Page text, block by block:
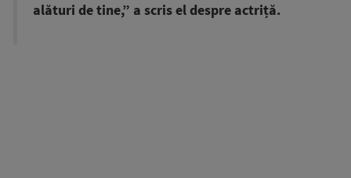
alături de tine,” a scris el despre actriță.